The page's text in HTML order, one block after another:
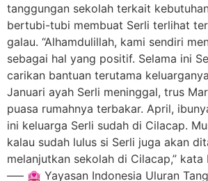
tanggungan sekolah terkait
bertubi-tubi membuat Serli terlihat
galau. “Alhamdulillah, kami sendiri
sebagai hal yang positif. Selama ini
carikan bantuan terutama
Januari ayah Serli meninggal, trus
puasa rumahnya terbakar. April,
ini keluarga Serli sudah di Cilacap.
kalau sudah lulus si Serli juga akan
melanjutkan sekolah di Cilacap,” kata
—– 🏩 Yayasan Indonesia Uluran